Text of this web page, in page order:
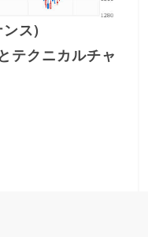
ス)
テクニカルチャ